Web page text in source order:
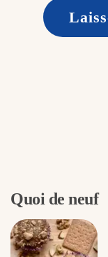
Quoi de neuf